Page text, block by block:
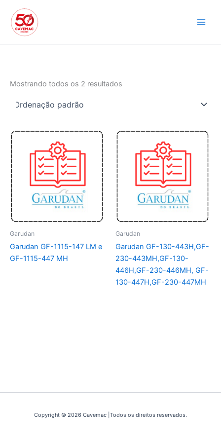
para
Mostrando todos os 2 resultados
Garudan
Garudan GF-1115-147 LM e
GF-1115-447 MH
Garudan
Garudan GF-130-443H,GF-
230-443MH,GF-130-
446H,GF-230-446MH, GF-
130-447H,GF-230-447MH
Copyright © 2026 Cavemac |Todos os direitos reservados.